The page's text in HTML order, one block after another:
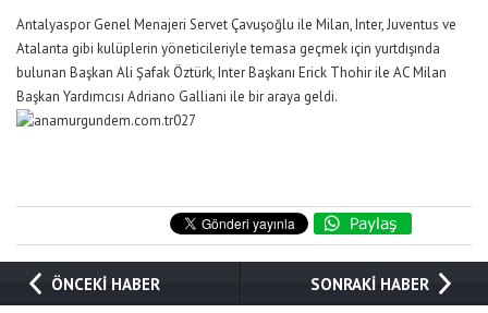
Antalyaspor Genel Menajeri Servet Çavuşoğlu ile Milan, Inter, Juventus ve
Atalanta gibi kulüplerin yöneticileriyle temasa geçmek için yurtdışında
bulunan Başkan Ali Şafak Öztürk, Inter Başkanı Erick Thohir ile AC Milan
Başkan Yardımcısı Adriano Galliani ile bir araya geldi.
ÖNCEKİ HABER SONRAKİ HABER